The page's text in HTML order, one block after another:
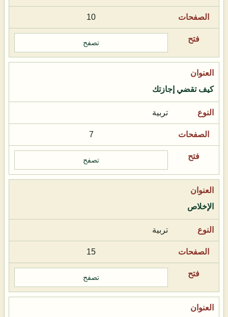
10
تصفح
كيف تقضي إجازتك
تربية
7
تصفح
الإخلاص
تربية
15
تصفح